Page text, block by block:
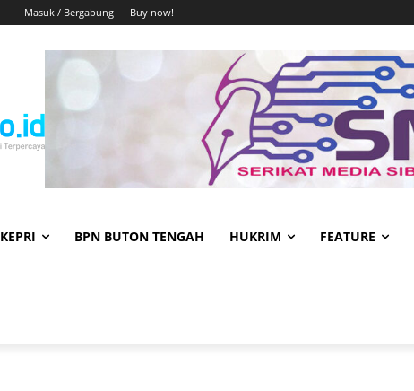
Masuk / Bergabung Buy now!
KEPRI BPN BUTON TENGAH HUKRIM FEATURE